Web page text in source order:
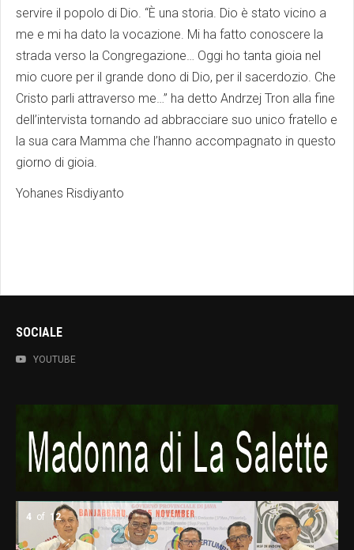
servire il popolo di Dio. “È una storia. Dio è stato vicino a
me e mi ha dato la vocazione. Mi ha fatto conoscere la
strada verso la Congregazione… Oggi ho tanta gioia nel
mio cuore per il grande dono di Dio, per il sacerdozio. Che
Cristo parli attraverso me…” ha detto Andrzej Tron alla fine
dell’intervista tornando ad abbracciare suo unico fratello e
la sua cara Mamma che l’hanno accompagnato in questo
giorno di gioia.
Yohanes Risdiyanto
SOCIALE
YOUTUBE
5 of 12